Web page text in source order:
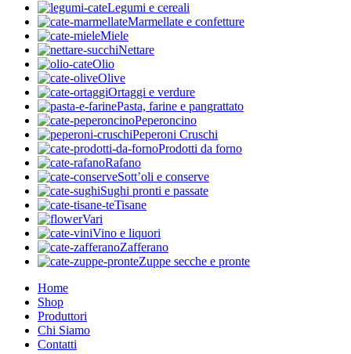
Legumi e cereali
Marmellate e confetture
Miele
Nettare
Olio
Olive
Ortaggi e verdure
Pasta, farine e pangrattato
Peperoncino
Peperoni Cruschi
Prodotti da forno
Rafano
Sott’oli e conserve
Sughi pronti e passate
Tisane
Vari
Vino e liquori
Zafferano
Zuppe secche e pronte
Home
Shop
Produttori
Chi Siamo
Contatti